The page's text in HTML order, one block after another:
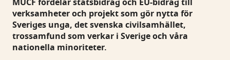
MUCF fördelar statsbidrag och EU-bidrag till
verksamheter och projekt som gör nytta för
Sveriges unga, det svenska civilsamhället,
trossamfund som verkar i Sverige och våra
nationella minoriteter.